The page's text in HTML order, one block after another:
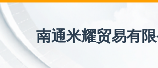
南通米耀贸易有限